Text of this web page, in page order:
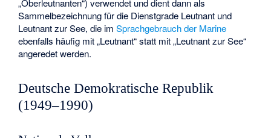
Sammelbezeichnung für die Dienstgrade Leutnant und
Leutnant zur See, die imSprachgebrauch der Marine
ebenfalls häufig mit „Leutnant“ statt mit „Leutnant zur See“
angeredet werden.
Deutsche Demokratische Republik
(1949–1990)